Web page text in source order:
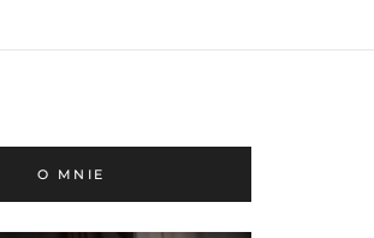
O MNIE